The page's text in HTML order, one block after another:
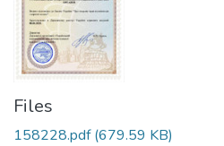
Files
158228.pdf(679.59 KB)